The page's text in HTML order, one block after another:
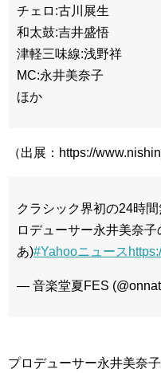
チェロ:古川展生
和太鼓:吉井盛悟
津軽三味線:浅野祥
MC:永井美奈子
ほか
（出展：https://
クラシック界初の24時
ロデューサー永井美奈
あ)#Yahooニュース
— 音楽堂夏FES
プロデューサー永井美奈